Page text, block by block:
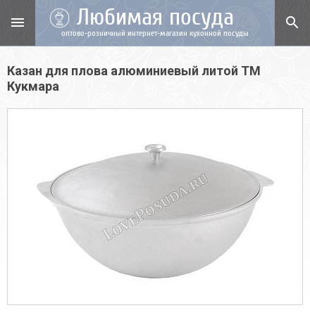
menu Любимая посуда
оптово-розничный интернет-магазин кухонной посуды
search
Казан для плова алюминиевый литой ТМ
Кукмара